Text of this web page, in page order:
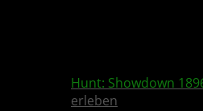
Hunt: Showdown
erleben